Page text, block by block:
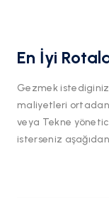
En İyi
Gezmek
maliyetleri ortadan
veya Tekne
isterseniz